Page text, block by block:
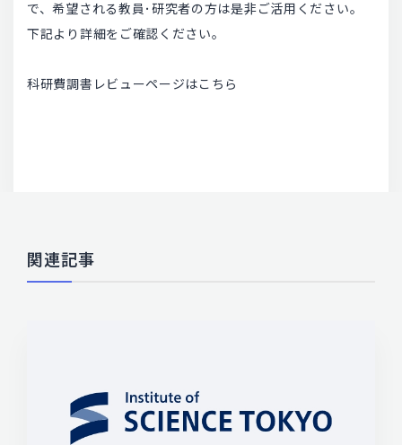
で、希望される教員･研究者の方は是非ご活用ください。
下記より詳細をご確認ください。
科研費調書レビューページはこちら
関連記事